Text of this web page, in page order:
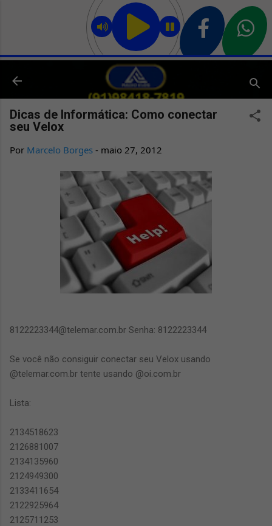
Pular para o conteúdo principal
Dicas de Informática: Como conectar
seu Velox
Por Marcelo Borges - maio 27, 2012
8122223344@telemar.com.br Senha: 8122223344
Se você não consiguir conectar seu Velox usando
@telemar.com.br tente usando @oi.com.br
Lista:
2134518623
2126881007
2134135960
2124949300
2133411654
2122925964
2125711253